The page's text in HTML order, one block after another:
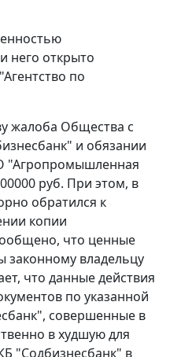
него открыто
по
жалоба Общества с
и обязании
"Агропромышленная
руб. При этом, в
обратился к
копии
что ценные
владельцу
что данные действия
по указанной
совершенные в
в худшую для
"Содбизнесбанк" в